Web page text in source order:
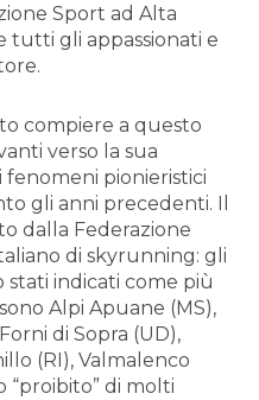
Sport ad Alta
tutti gli appassionati e
compiere a questo
verso la sua
pionieristici
gli anni precedenti. Il
dalla Federazione
di skyrunning: gli
indicati come più
Alpi Apuane (MS),
di Sopra (UD),
(RI), Valmalenco
“proibito” di molti